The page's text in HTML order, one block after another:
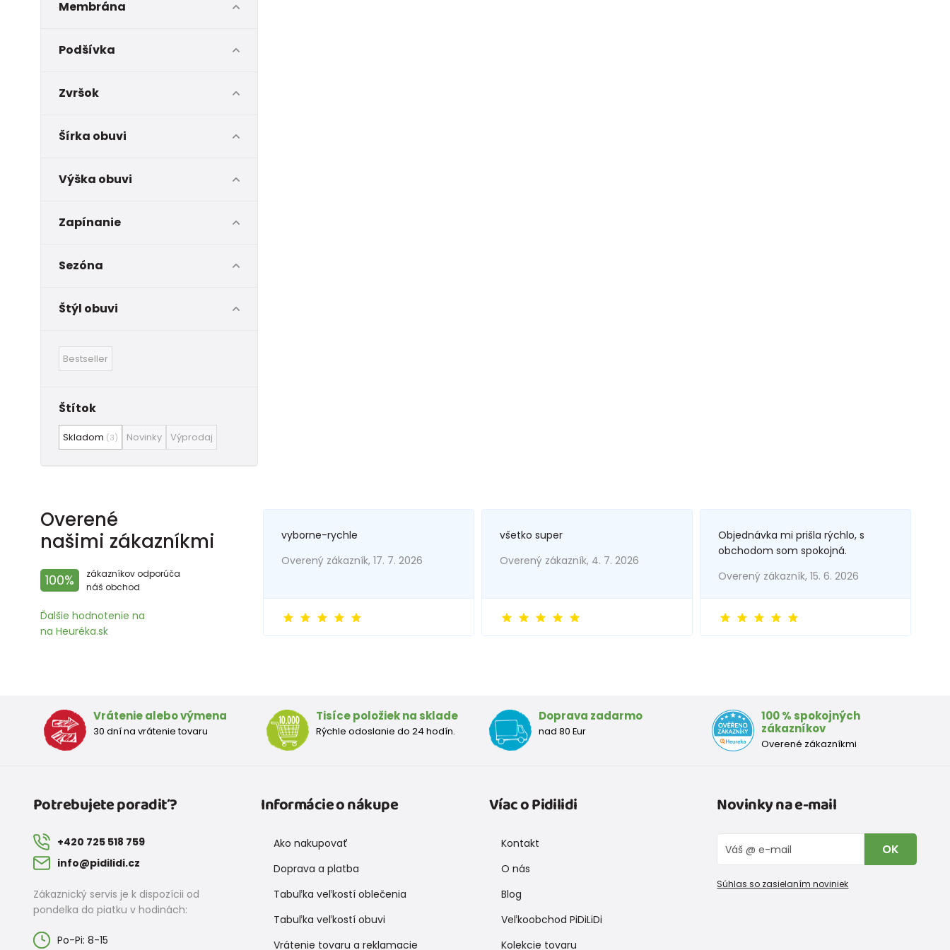
Membrána
Podšívka
Zvršok
Šírka obuvi
Výška obuvi
Zapínanie
Sezóna
Štýl obuvi
Bestseller
Štítok
Skladom (3) Novinky Výprodaj
Overené
našimi zákazníkmi
100%
zákazníkov odporúča
náš obchod
Ďalšie hodnotenie na
na Heuréka.sk
vyborne-rychle
Overený zákazník, 17. 7. 2026
všetko super
Overený zákazník, 4. 7. 2026
Objednávka mi prišla rýchlo, s
obchodom som spokojná.
Overený zákazník, 15. 6. 2026
Vrátenie alebo výmena
30 dní na vrátenie tovaru
Tisíce položiek na sklade
Rýchle odoslanie do 24 hodín.
Doprava zadarmo
nad 80 Eur
100 % spokojných
zákazníkov
Overené zákazníkmi
Potrebujete poradiť?
+420 725 518 759
info@pidilidi.cz
Zákaznický servis je k dispozícii od
pondelka do piatku v hodinách:
Po-Pi: 8-15
Informácie o nákupe
Ako nakupovať
Doprava a platba
Tabuľka veľkostí oblečenia
Tabuľka veľkostí obuvi
Vrátenie tovaru a reklamacie
Víac o Pidilidi
Kontakt
O nás
Blog
Veľkoobchod PiDiLiDi
Kolekcie tovaru
Novinky na e-mail
OK
Súhlas so zasielaním noviniek